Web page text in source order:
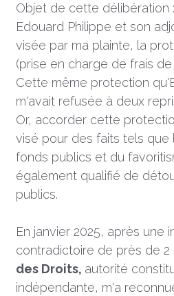
Objet de cette délibération
Edouard Philippe et son
visée par ma plainte, la
(prise en charge de frais de
Cette même protection
m'avait refusée à deux
Or, accorder cette
visé pour des faits tels
fonds publics et du
également qualifié de
publics.
En janvier 2025, après une
contradictoire de près de 2
des Droits, autorité
indépendante, m'a